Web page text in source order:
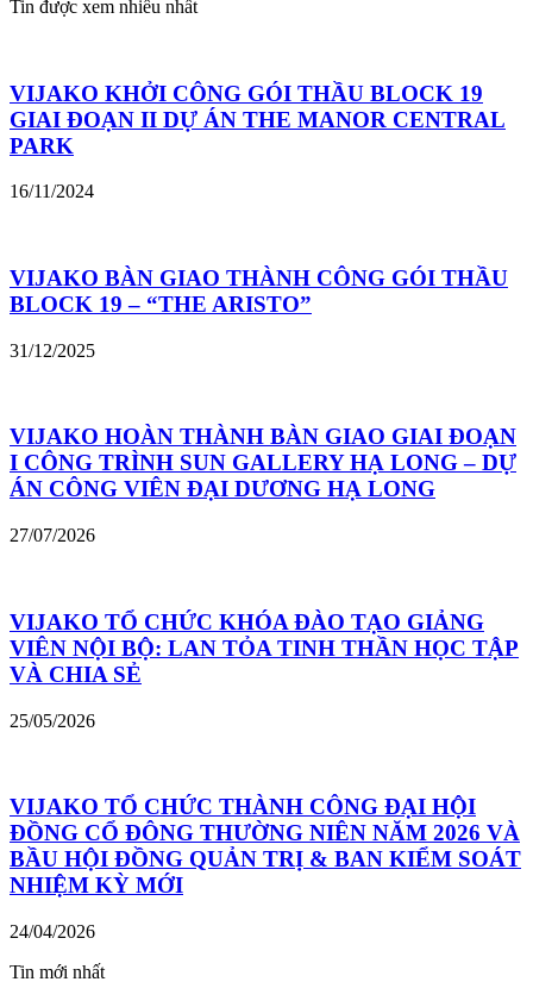
Tin được xem nhiều nhất
VIJAKO KHỞI CÔNG GÓI THẦU BLOCK 19
GIAI ĐOẠN II DỰ ÁN THE MANOR CENTRAL
PARK
16/11/2024
VIJAKO BÀN GIAO THÀNH CÔNG GÓI THẦU
BLOCK 19 – “THE ARISTO”
31/12/2025
VIJAKO HOÀN THÀNH BÀN GIAO GIAI ĐOẠN
I CÔNG TRÌNH SUN GALLERY HẠ LONG – DỰ
ÁN CÔNG VIÊN ĐẠI DƯƠNG HẠ LONG
27/07/2026
VIJAKO TỔ CHỨC KHÓA ĐÀO TẠO GIẢNG
VIÊN NỘI BỘ: LAN TỎA TINH THẦN HỌC TẬP
VÀ CHIA SẺ
25/05/2026
VIJAKO TỔ CHỨC THÀNH CÔNG ĐẠI HỘI
ĐỒNG CỔ ĐÔNG THƯỜNG NIÊN NĂM 2026 VÀ
BẦU HỘI ĐỒNG QUẢN TRỊ & BAN KIỂM SOÁT
NHIỆM KỲ MỚI
24/04/2026
Tin mới nhất